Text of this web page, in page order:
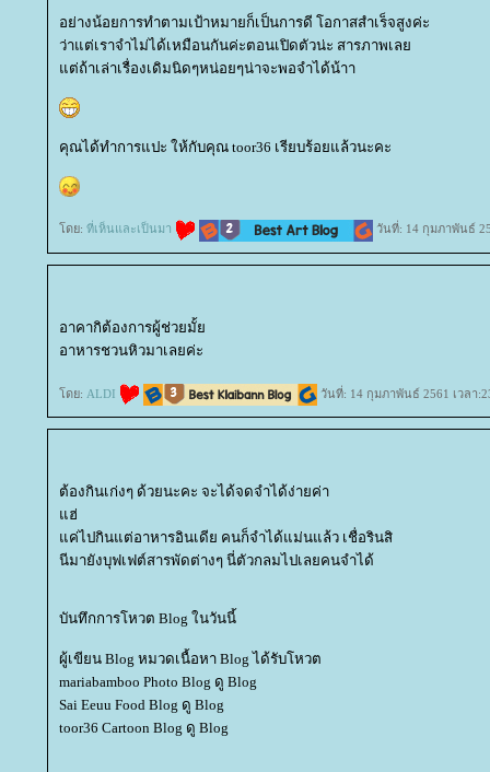
อย่างน้อยการทำตามเป้าหมายก็เป็นการดี โอกาสสำเร็จสูงค่ะ
ว่าแต่เราจำไม่ได้เหมือนกันค่ะตอนเปิดตัวน่ะ สารภาพเล
ต่ถ้าเล่าเรื่องเดิมนิดๆหน่อยๆน่าจะพอจำได้น้าา
คุณได้ทำการแปะ ให้กับคุณ toor36 เรียบร้อยแล้วนะคะ
ดย: ที่เห็นและเป็นมา วันที่: 14 กุมภาพันธ์
อาคากิต้องการผู้ช่วยมั้
อาหารชวนหิวมาเลยค่ะ
ดย: ALDI วันที่: 14 กุมภาพันธ์ 2561 เวลา
ต้องกินเก่งๆ ด้วยนะคะ จะได้จดจำได้ง่ายค่า
ฮ่
ค่ไปกินแต่อาหารอินเดีย คนก็จำได้แม่นแล้ว เชื่อรินสิ
นีมายังบุฟเฟต์สารพัดต่างๆ นี่ตัวกลมไปเลยคนจำได้
บันทึกการโหวต Blog ในวันนี้
ผู้เขียน Blog หมวดเนื้อหา Blog ได้รับโหวต
mariabamboo Photo Blog ดู Blog
Sai Eeuu Food Blog ดู Blog
toor36 Cartoon Blog ดู Blog